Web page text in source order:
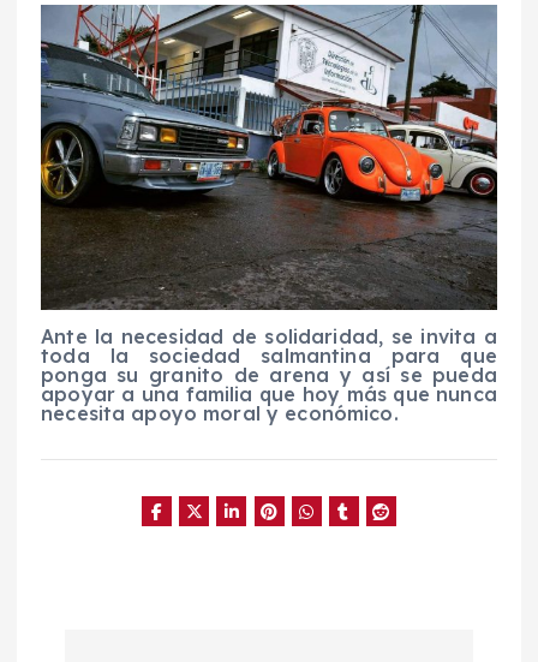
Ante la necesidad de solidaridad, se invita a
toda la sociedad salmantina para que
ponga su granito de arena y así se pueda
apoyar a una familia que hoy más que nunca
necesita apoyo moral y económico.